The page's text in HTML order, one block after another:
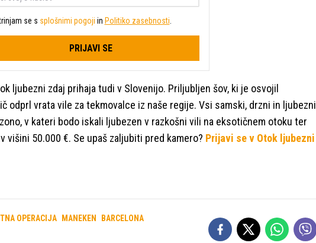
se s splošnimi pogoji in Politiko zasebnosti
PRIJAVI SE
ljubezni zdaj prihaja tudi v Slovenijo. Priljubljen šov, ki je osvojil
odprl vrata vile za tekmovalce iz naše regije. Vsi samski, drzni in ljubezni
v kateri bodo iskali ljubezen v razkošni vili na eksotičnem otoku ter
višini 50.000 €. Se upaš zaljubiti pred kamero? Prijavi se v Otok ljubezni
OPERACIJA MANEKEN BARCELONA